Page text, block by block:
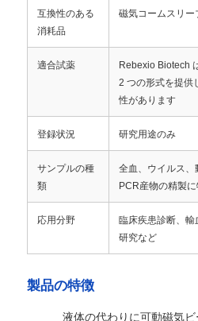
工場見学
お問い合わせ
見積もりを依頼する
磁石珠 核酸抽出
互換性のある
消耗品
磁気コームスリ
適合試薬
Rebexio Biotech
2 つの形式を提供
性があります
登録状況 研究用途のみ
サンプルの種
類
全血、ウイルス
PCR産物の精製
応用分野
臨床疾患診断、
研究など
製品の特徴
液体の代わりに可動磁気